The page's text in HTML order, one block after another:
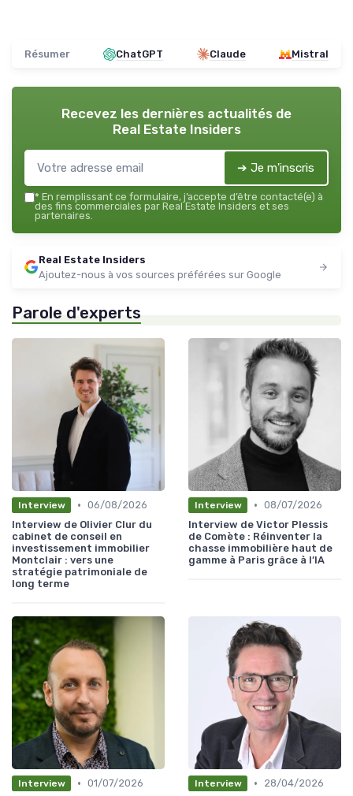
Résumer ChatGPT Claude Mistral
Recevez les dernières actualités de
Real Estate Insiders
➔ Je m'inscris
* En remplissant ce formulaire, j’accepte d’être contacté(e) à
des fins commerciales par Real Estate Insiders et ses
partenaires.
Real Estate Insiders
Ajoutez-nous à vos sources préférées sur Google
Parole d'experts
Interview • 06/08/2026
Interview de Olivier Clur du
cabinet de conseil en
investissement immobilier
Montclair : vers une
stratégie patrimoniale de
long terme
Interview • 08/07/2026
Interview de Victor Plessis
de Comète : Réinventer la
chasse immobilière haut de
gamme à Paris grâce à l’IA
Interview • 01/07/2026
Interview •
28/04/2026